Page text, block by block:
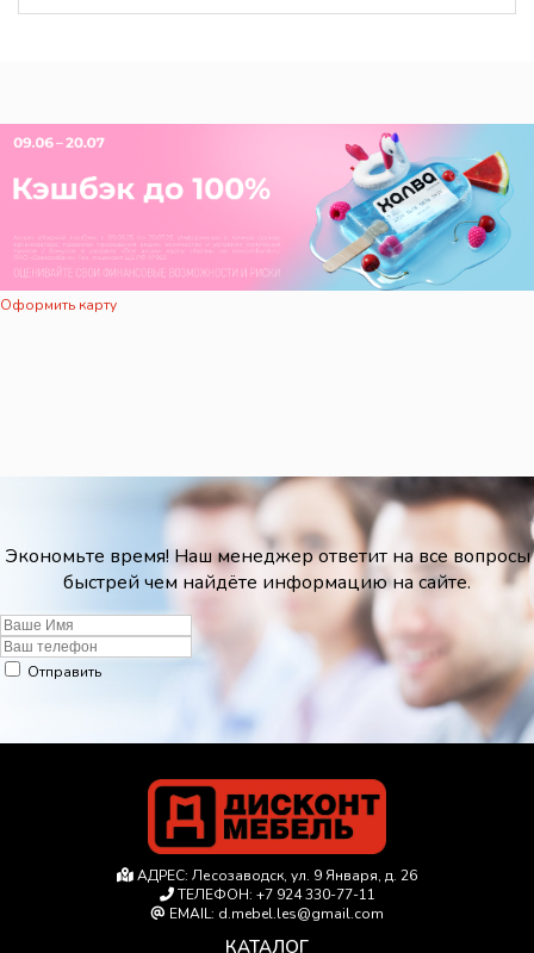
Оформить карту
Экономьте время! Наш менеджер ответит на все вопросы
быстрей чем найдёте информацию на сайте.
Отправить
АДРЕС: Лесозаводск, ул. 9 Января, д. 26
ТЕЛЕФОН: +7 924 330-77-11
EMAIL: d.mebel.les@gmail.com
КАТАЛОГ